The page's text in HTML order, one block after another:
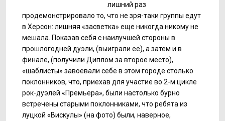
лишний раз
продемонстрировало то, что не зря-таки группы едут
в Херсон: лишняя «засветка» еще никогда никому не
мешала. Показав себя с наилучшей стороны в
прошлогодней дуэли, (выиграли ее), а затем и в
финале, (получили Диплом за второе место),
«шаблисты» завоевали себе в этом городе столько
поклонников, что, приехав для участие во 2-м цикле
рок-дуэлей «Премьера», были настолько бурно
встречены старыми поклонниками, что ребята из
луцкой «Вискулы» (на фото) были, наверное,